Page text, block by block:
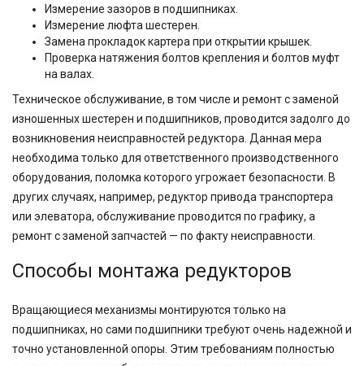
Измерение зазоров в подшипниках.
Измерение люфта шестерен.
Замена прокладок картера при открытии крышек.
Проверка натяжения болтов крепления и болтов муфт
на валах.
Техническое обслуживание, в том числе и ремонт с заменой
изношенных шестерен и подшипников, проводится задолго до
возникновения неисправностей редуктора. Данная мера
необходима только для ответственного производственного
оборудования, поломка которого угрожает безопасности. В
других случаях, например, редуктор привода транспортера
или элеватора, обслуживание проводится по графику, а
ремонт с заменой запчастей — по факту неисправности.
Способы монтажа редукторов
Вращающиеся механизмы монтируются только на
подшипниках, но сами подшипники требуют очень надежной и
точно установленной опоры. Этим требованиям полностью